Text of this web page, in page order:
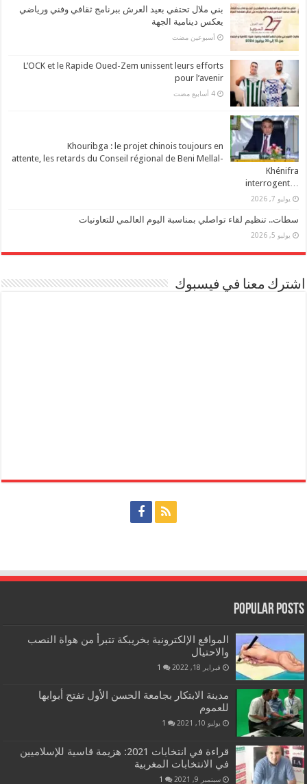
بني ملال تحتفي بعيد العرش ببرنامج ثقافي وفني ورياضي
يعكس دينامية الجهة
‏أسبوعين مضت
L’OCK et le Rapide Oued-Zem unissent leurs efforts
pour l’avenir
‏4 أسابيع مضت
Khouribga : le projet chinois toujours en
attente, les retards du Conseil régional de Beni Mellal-
Khénifra
…interrogent
يوليو 7, 2026
سطات.. تنظيم لقاء تواصلي بمناسبة اليوم العالمي للتعاونيات
يوليو 5, 2026
اشترك معنا في فيسبوك
Popular Posts
المواقع الإلكترونية بخريبكة تتبرأ من هواة النصب
والاحتيال
فبراير 18, 2022 1
مدينة الابتكار بجامعة الحسن الأول تفتح أبوابها
للعموم
يوليو 10, 2021 1
قراءة في انتخابات 2021: هزيمة قاسية للإسلاميين
في الانتخابات المغربية
سبتمبر 9, 2021 1